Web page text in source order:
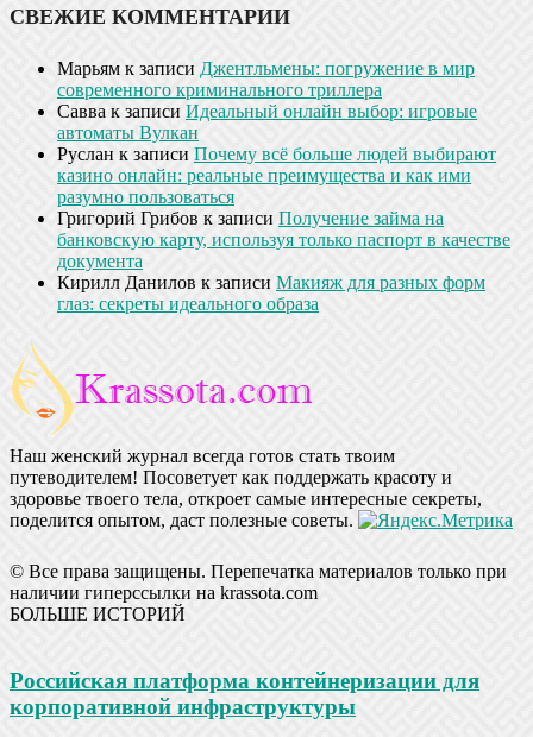
СВЕЖИЕ КОММЕНТАРИИ
Марьям к записи Джентльмены: погружение в мир
современного криминального триллера
Савва к записи Идеальный онлайн выбор: игровые
автоматы Вулкан
Руслан к записи Почему всё больше людей выбирают
казино онлайн: реальные преимущества и как ими
разумно пользоваться
Григорий Грибов к записи Получение займа на
банковскую карту, используя только паспорт в качестве
документа
Кирилл Данилов к записи Макияж для разных форм
глаз: секреты идеального образа
Наш женский журнал всегда готов стать твоим
путеводителем! Посоветует как поддержать красоту и
здоровье твоего тела, откроет самые интересные секреты,
поделится опытом, даст полезные советы.
© Все права защищены. Перепечатка материалов только при
наличии гиперссылки на krassota.com
БОЛЬШЕ ИСТОРИЙ
Российская платформа контейнеризации для
корпоративной инфраструктуры